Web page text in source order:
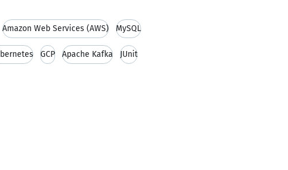
Amazon Web Services (AWS) MySQL
GCP Apache Kafka JUnit